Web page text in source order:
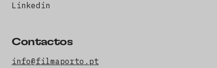
Linkedin
Contactos
info@filmaporto.pt